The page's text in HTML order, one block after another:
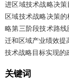
进区域技术战略决
区域技术战略决策
略第三阶段技术路线
迁和区域产业绩效提
技术战略目标实现的
关键词